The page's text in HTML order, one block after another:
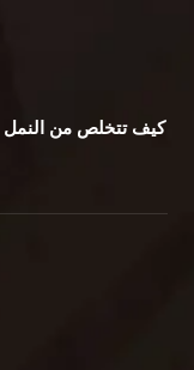
كيف تتخلص من النمل